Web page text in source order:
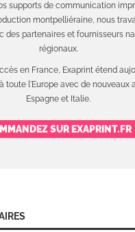
supports de communication
montpelliéraine, nous
des partenaires et fournisseurs
régionaux.
en France, Exaprint étend
toute l'Europe avec de nouveaux
Espagne et Italie.
SUR EXAPRINT.FR